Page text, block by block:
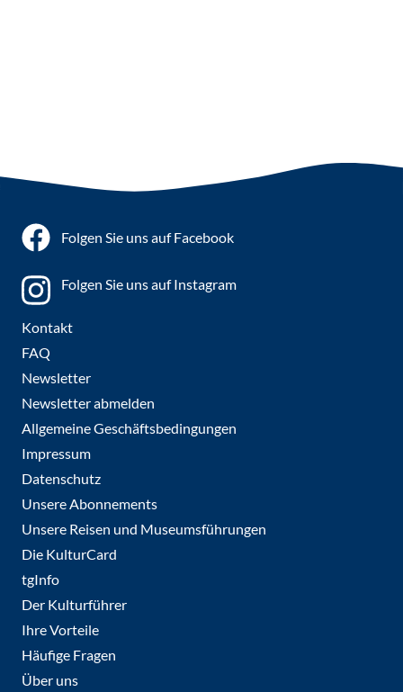
Folgen Sie uns auf Facebook
Folgen Sie uns auf Instagram
Kontakt
FAQ
Newsletter
Newsletter abmelden
Allgemeine Geschäftsbedingungen
Impressum
Datenschutz
Unsere Abonnements
Unsere Reisen und Museumsführungen
Die KulturCard
tgInfo
Der Kulturführer
Ihre Vorteile
Häufige Fragen
Über uns